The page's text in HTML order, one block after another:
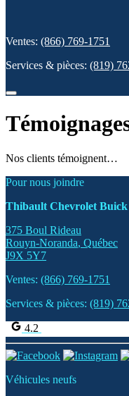
Ventes: (866) 769-1751
Services & pièces: (819)
Nos clients témoignent…
Pour nous joindre
Thibault Chevrolet
375 Boul Rideau
Rouyn-Noranda, Québec
J9X 5Y7
Ventes: (866) 769-1751
Services & pièces: (819)
4.2
Véhicules neufs